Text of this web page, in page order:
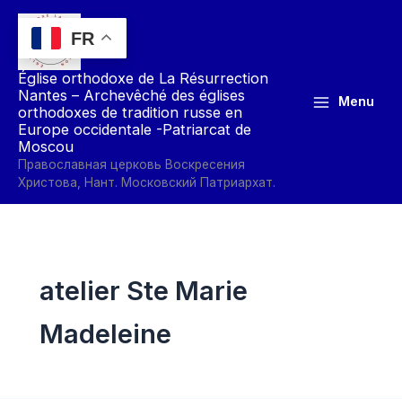
Aller
contenu
Église orthodoxe de La Résurrection
Nantes – Archevêché des églises
orthodoxes de tradition russe en
Europe occidentale -Patriarcat de
Moscou
Православная церковь Воскресения
Христова, Нант. Московский Патриархат.
Menu
atelier Ste Marie
Madeleine
FR